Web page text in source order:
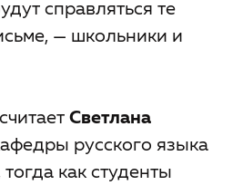
справляться те
— школьники и
Светлана
русского языка
как студенты